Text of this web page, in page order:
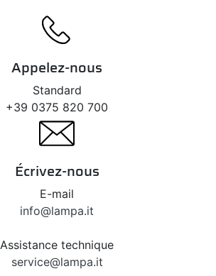
Appelez-nous
Standard
+39 0375 820 700
Écrivez-nous
E-mail
info@lampa.it
Assistance technique
service@lampa.it